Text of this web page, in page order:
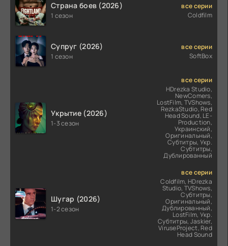
Страна боев (2026)
1 сезон
все серии
Coldfilm
Супруг (2026)
1 сезон
все серии
SoftBox
Укрытие (2026)
1-3 сезон
все серии
HDrezka Studio,
NewComers,
LostFilm, TVShows,
RezkaStudio, Red
Head Sound, LE-
Production,
Украинский,
Оригинальный,
Субтитры, Укр.
Субтитры,
Дублированный
Шугар (2026)
1-2 сезон
все серии
Coldfilm, HDrezka
Studio, TVShows,
Субтитры,
Оригинальный,
Дублированный,
LostFilm, Укр.
Субтитры, Jaskier,
ViruseProject, Red
Head Sound